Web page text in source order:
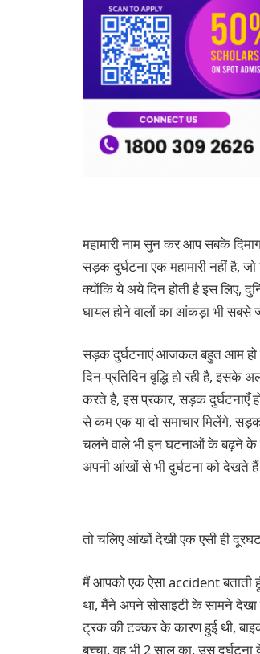
महामारी नाम सुन कर आप सबके
सड़क दुर्घटना एक महामारी नहीं है,
क्योंकि ये अये दिन होती है इस लिए,
घायल होने वालों का आंकड़ा भी सबसे
सड़क दुर्घटनाएं आजकल बहुत आम हो
दिन-प्रतिदिन वृद्धि हो रही है, इसके
करते है, इस प्रकार, सड़क दुर्घटनाएँ
से कम एक या दो समाचार मिलेंगे,
चलने वाले भी इन घटनाओं के बढ़ने के
अपनी आंखों से भी दुर्घटना को देखते
तो चलिए आंखों देखी एक एसी ही
मैं आपको एक ऐसा accident बताती
था, मैंने अपने सोसाइटी के सामने
ट्रक की टक्कर के कारण हुई थी,
बच्चा, वह भी 2 साल का, उस